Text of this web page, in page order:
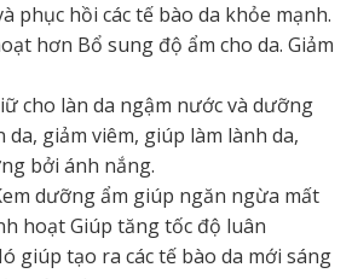
phục hồi các tế bào da khỏe mạnh.
hơn Bổ sung độ ẩm cho da. Giảm
cho làn da ngậm nước và dưỡng
da, giảm viêm, giúp làm lành da,
bởi ánh nắng.
dưỡng ẩm giúp ngăn ngừa mất
hoạt Giúp tăng tốc độ luân
giúp tạo ra các tế bào da mới sáng